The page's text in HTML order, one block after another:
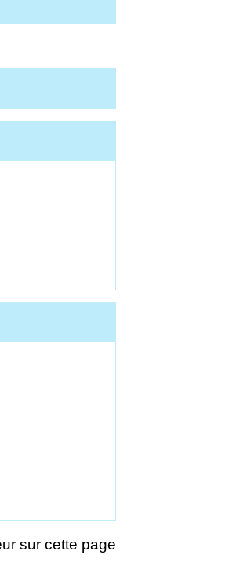
sur cette page